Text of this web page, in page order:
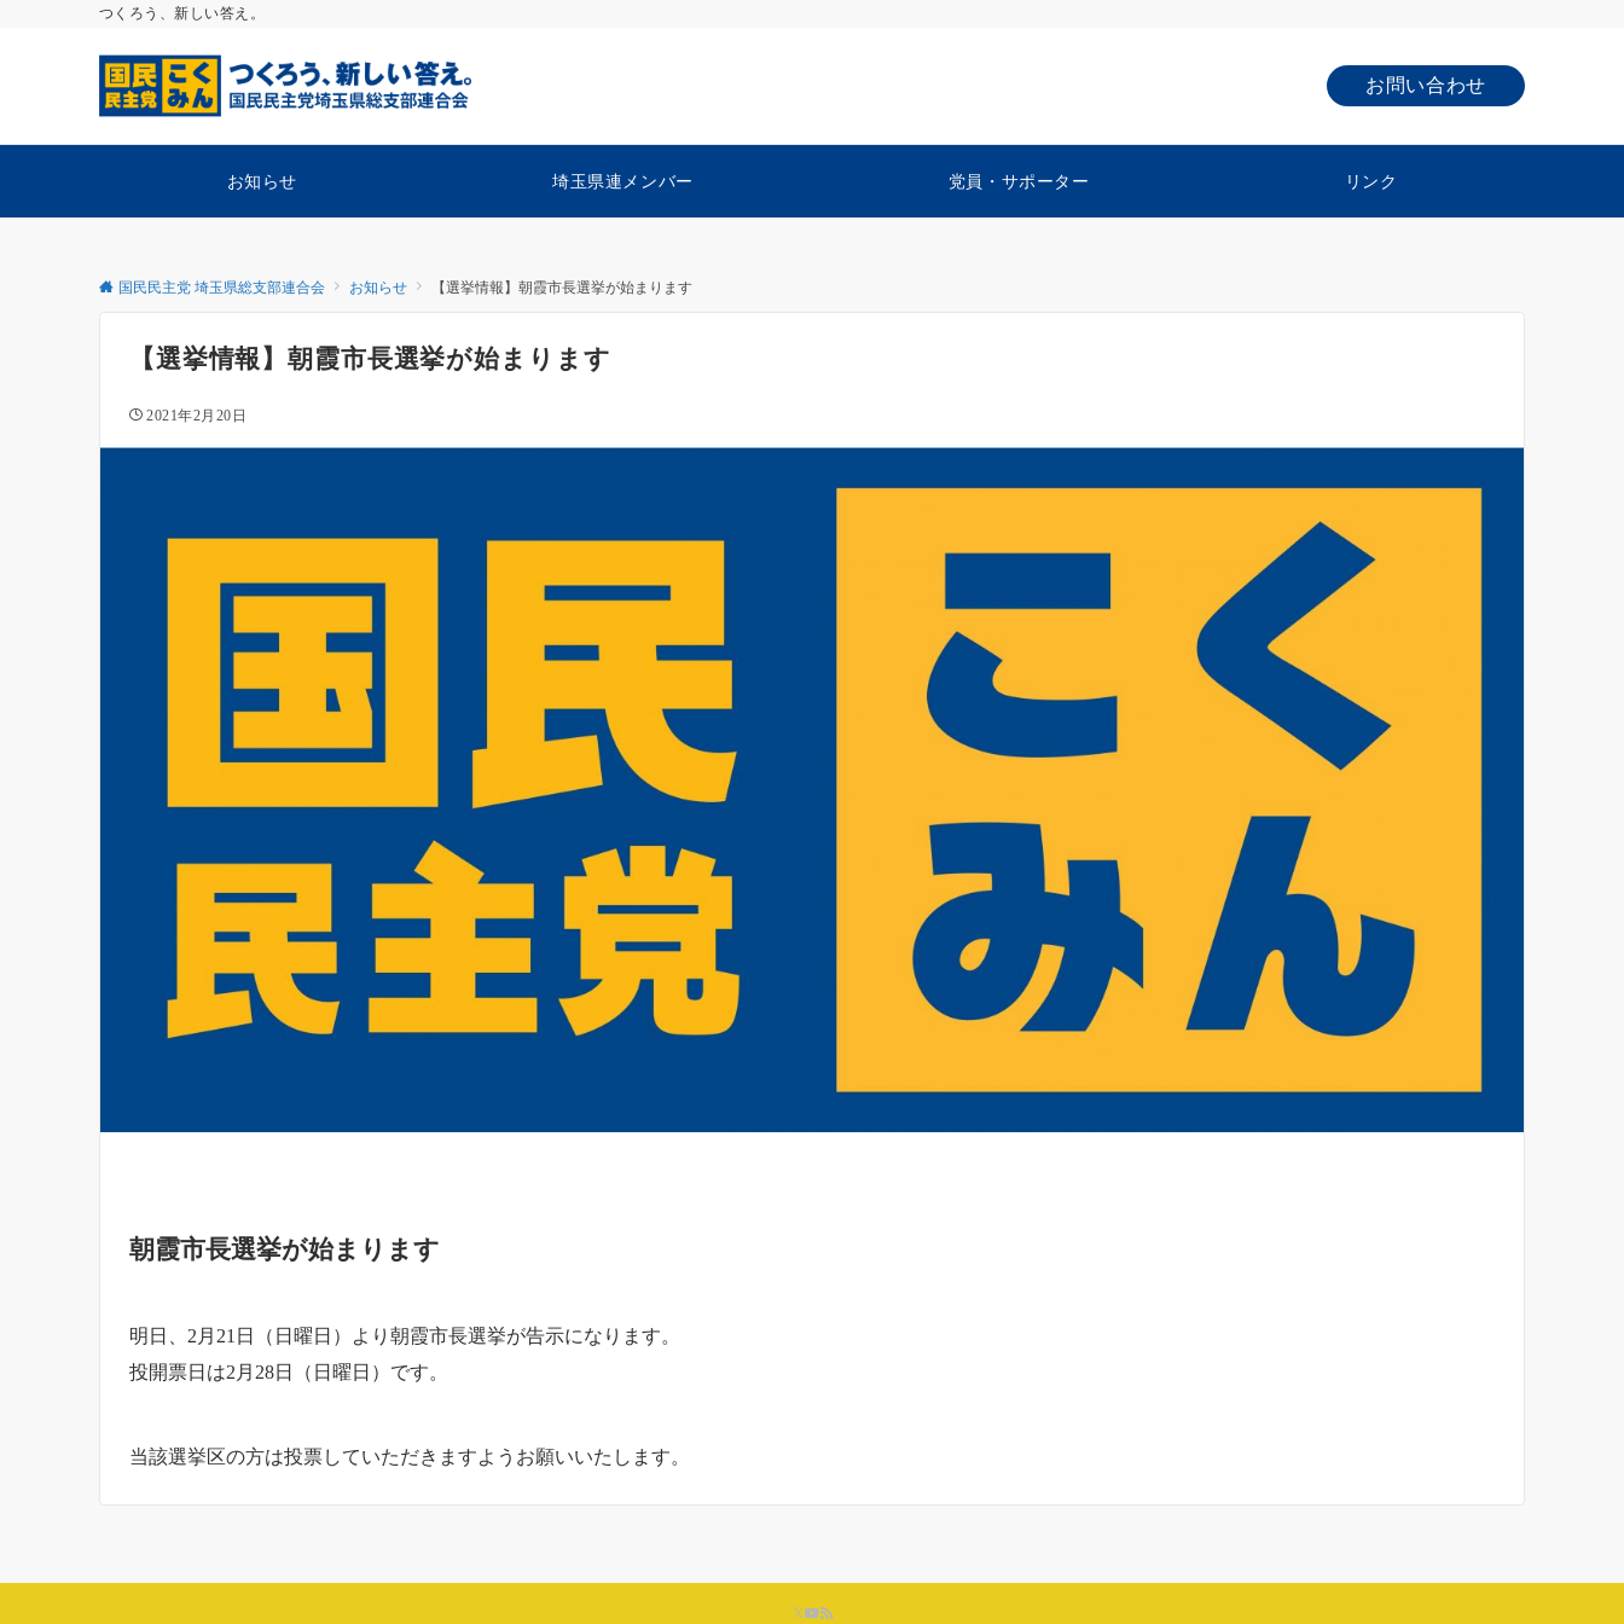
つくろう、新しい答え。
お問い合わせ
お知らせ 埼玉県連メンバー 党員・サポーター リンク
国民民主党 埼玉県総支部連合会 お知らせ 【選挙情報】朝霞市長選挙が始まります
【選挙情報】朝霞市長選挙が始まります
2021年2月20日
朝霞市長選挙が始まります
明日、2月21日（日曜日）より朝霞市長選挙が告示になります。
投開票日は2月28日（日曜日）です。
当該選挙区の方は投票していただきますようお願いいたします。